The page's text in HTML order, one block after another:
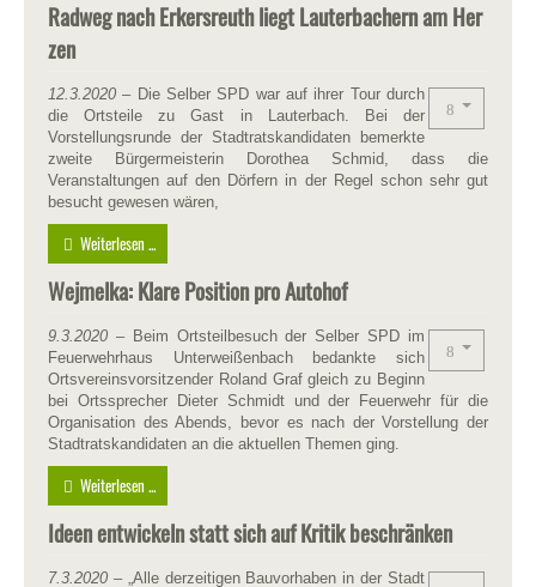
Radweg nach Erkersreuth liegt Lauterbachern am Her
zen
12.3.2020 – Die Selber SPD war auf ihrer Tour durch
die Ortsteile zu Gast in Lauterbach. Bei der
Vorstellungsrunde der Stadtratskandidaten bemerkte
zweite Bürgermeisterin Dorothea Schmid, dass die
Veranstaltungen auf den Dörfern in der Regel schon sehr gut
besucht gewesen wären,
Weiterlesen ...
Wejmelka: Klare Position pro Autohof
9.3.2020 – Beim Ortsteilbesuch der Selber SPD im
Feuerwehrhaus Unterweißenbach bedankte sich
Ortsvereinsvorsitzender Roland Graf gleich zu Beginn
bei Ortssprecher Dieter Schmidt und der Feuerwehr für die
Organisation des Abends, bevor es nach der Vorstellung der
Stadtratskandidaten an die aktuellen Themen ging.
Weiterlesen ...
Ideen entwickeln statt sich auf Kritik beschränken
7.3.2020 – „Alle derzeitigen Bauvorhaben in der Stadt